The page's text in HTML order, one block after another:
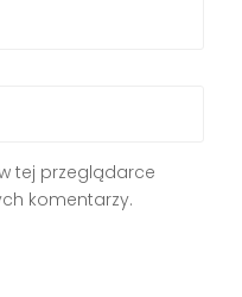
tej przeglądarce
komentarzy.